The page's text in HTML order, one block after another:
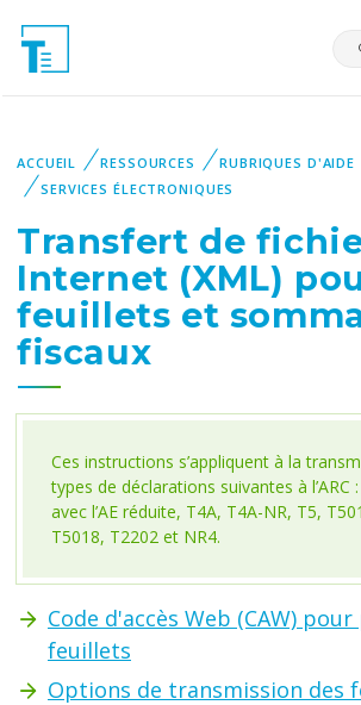
ACCUEIL RESSOURCES
RUBRIQUES D'AIDE
SERVICES ÉLECTRONIQUES
Transfert de
Internet (XML)
feuillets et
fiscaux
Ces instructions s’appliquent à la
types de déclarations suivantes à l’ARC
avec l’AE réduite, T4A, T4A-NR, T5,
T5018, T2202 et NR4.
Code d'accès Web (CAW)
feuillets
Options de transmission des